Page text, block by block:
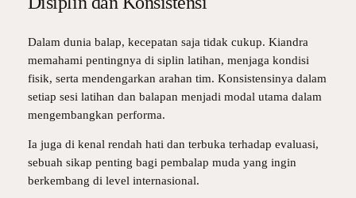
Dalam dunia balap, kecepatan saja tidak cukup. Kiandra
memahami pentingnya di siplin latihan, menjaga kondisi
fisik, serta mendengarkan arahan tim. Konsistensinya dalam
setiap sesi latihan dan balapan menjadi modal utama dalam
mengembangkan performa.
Ia juga di kenal rendah hati dan terbuka terhadap evaluasi,
sebuah sikap penting bagi pembalap muda yang ingin
berkembang di level internasional.